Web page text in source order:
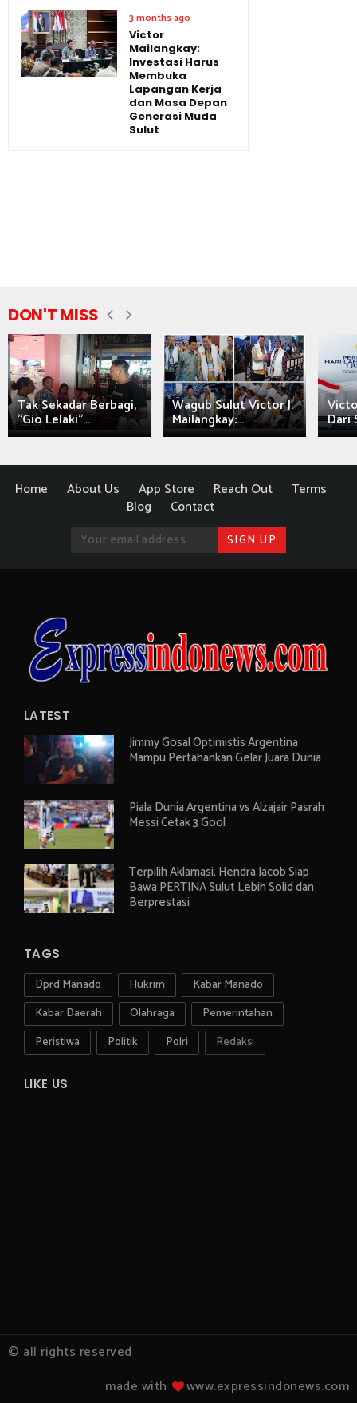
3 months ago
Victor
Mailangkay:
Investasi Harus
Membuka
Lapangan Kerja
dan Masa Depan
Generasi Muda
Sulut
DON'T MISS
Tak Sekadar Berbagi,
"Gio Lelaki"...
Wagub Sulut Victor J.
Mailangkay:... Dari
Home About Us App Store Reach Out
Terms
Blog
Contact
LATEST
Jimmy Gosal Optimistis Argentina
Mampu Pertahankan Gelar Juara Dunia
Piala Dunia Argentina vs Alzajair Pasrah
Messi Cetak 3 Gool
Terpilih Aklamasi, Hendra Jacob Siap
Bawa PERTINA Sulut Lebih Solid dan
Berprestasi
TAGS
Dprd Manado Hukrim
Kabar Manado
Kabar Daerah
Olahraga
Pemerintahan
Peristiwa
Politik Polri Redaksi
LIKE US
© all rights reserved
made with
www.expressindonews.com